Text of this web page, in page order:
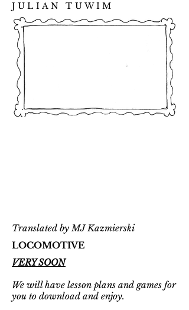
JULIAN TUWIM
Translated by MJKazmierski
LOCOMOTIVE
VERY SOON
We will have lesson plans and games for
you to download and enjoy.